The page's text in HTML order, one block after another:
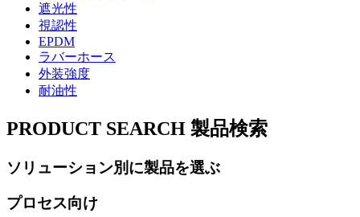
遮光性
視認性
EPDM
ラバーホース
外装強度
耐油性
PRODUCT SEARCH 製品検索
ソリューション別に製品を選ぶ
プロセス向け